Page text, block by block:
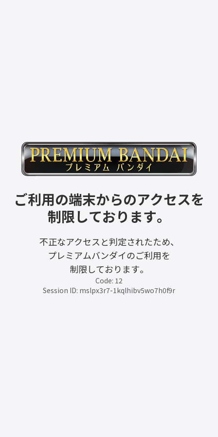
ご利用の端末からのアクセスを
制限しております。
不正なアクセスと判定されたため、
プレミアムバンダイのご利用を
制限しております。
Code: 12
Session ID: mslpx3r7-1kqlhibv5wo7h0f9r